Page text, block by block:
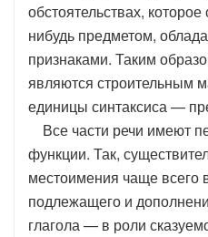
обстоятельствах,
нибудь предметом,
признаками. Таким
являются строительным
единицы синтаксиса —
Все части речи имеют
функции. Так,
местоимения чаще всего
подлежащего и
глагола — в роли